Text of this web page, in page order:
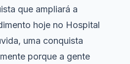
que ampliará a
hoje no Hospital
uma conquista
porque a gente